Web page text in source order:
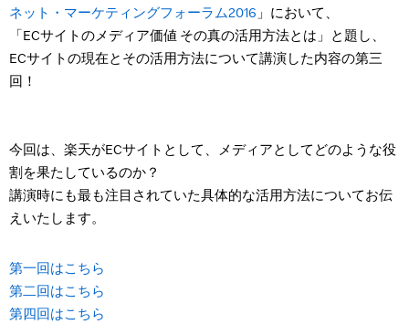
ネット・マーケティングフォーラム2016」において、
「ECサイトのメディア価値 その真の活用方法とは」と題し、
ECサイトの現在とその活用方法について講演した内容の第三
回！
今回は、楽天がECサイトとして、メディアとしてどのような役
割を果たしているのか？
講演時にも最も注目されていた具体的な活用方法についてお伝
えいたします。
第一回はこちら
第二回はこちら
第四回はこちら